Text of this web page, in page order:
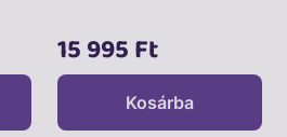
15 995 Ft
Kosárba